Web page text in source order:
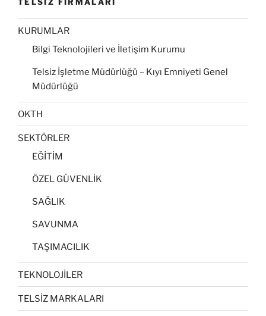
KURUMLAR
Bilgi Teknolojileri ve İletişim Kurumu
Telsiz İşletme Müdürlüğü – Kıyı Emniyeti Genel
Müdürlüğü
OKTH
SEKTÖRLER
EĞİTİM
ÖZEL GÜVENLİK
SAĞLIK
SAVUNMA
TAŞIMACILIK
TEKNOLOJİLER
TELSİZ MARKALARI